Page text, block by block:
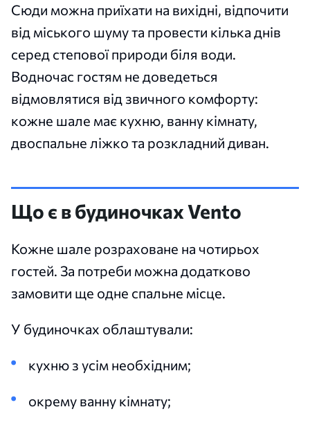
Сюди можна приїхати на вихідні, відпочити
від міського шуму та провести кілька днів
серед степової природи біля води.
Водночас гостям не доведеться
відмовлятися від звичного комфорту:
кожне шале має кухню, ванну кімнату,
двоспальне ліжко та розкладний диван.
Що є в будиночках Vento
Кожне шале розраховане на чотирьох
гостей. За потреби можна додатково
замовити ще одне спальне місце.
У будиночках облаштували:
кухню з усім необхідним;
окрему ванну кімнату;